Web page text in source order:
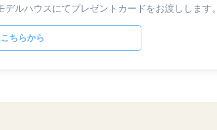
ルハウスにてプレゼントカードをお渡しします。
ちらから